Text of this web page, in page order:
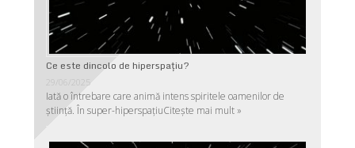
Ce este dincolo de hiperspaţiu?
29/06/2025
Iată o întrebare care animă intens spiritele oamenilor de
ştiinţă. În super-hiperspaţiuCitește mai mult »